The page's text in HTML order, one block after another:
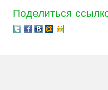
Поделиться